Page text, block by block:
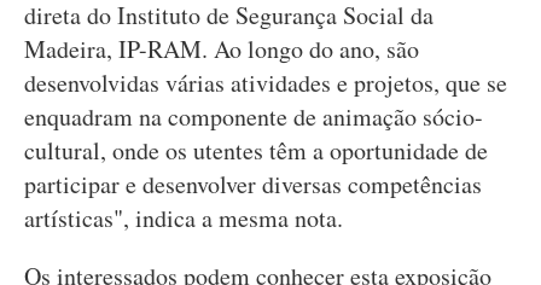
direta do Instituto de Segurança Social da
Madeira, IP-RAM. Ao longo do ano, são
desenvolvidas várias atividades e projetos, que se
enquadram na componente de animação sócio-
cultural, onde os utentes têm a oportunidade de
participar e desenvolver diversas competências
artísticas", indica a mesma nota.
Os interessados podem conhecer esta exposição